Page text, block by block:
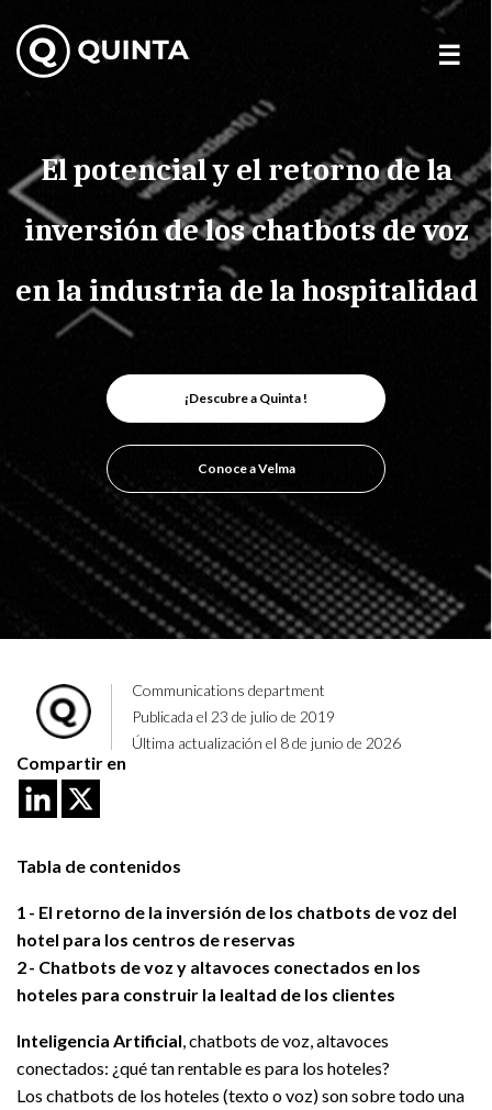
content
El potencial y el retorno de la
inversión de los chatbots de voz
en la industria de la hospitalidad
¡Descubre a Quinta !
Conoce a Velma
Communications department
Publicada el 23 de julio de 2019
Última actualización el 8 de junio de 2026
Compartir en
Tabla de contenidos
1
El retorno de la inversión de los chatbots de voz del
hotel para los centros de reservas
2
Chatbots de voz y altavoces conectados en los
hoteles para construir la lealtad de los clientes
Inteligencia Artificial, chatbots de voz, altavoces
conectados: ¿qué tan rentable es para los hoteles?
Los chatbots de los hoteles (texto o voz) son sobre todo una